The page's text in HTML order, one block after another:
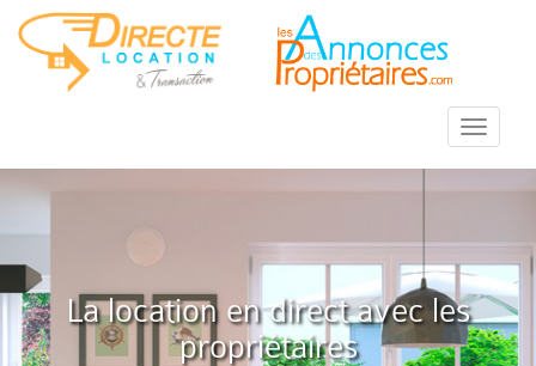
::Menu::
La location en direct avec les
propriétaires